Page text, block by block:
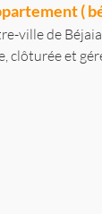
(
ville de
clôturée et